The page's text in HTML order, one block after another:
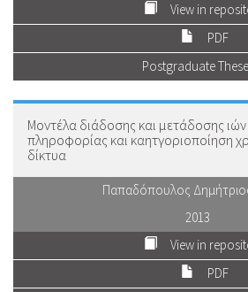
View in
PDF
Postgraduate
Μοντέλα διάδοσης και μετάδοσης
πληροφορίας και καητγοριοποίηση
δίκτυα
Παπαδόπουλος
2013
View in
PDF